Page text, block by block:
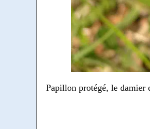
Papillon protégé, le damier